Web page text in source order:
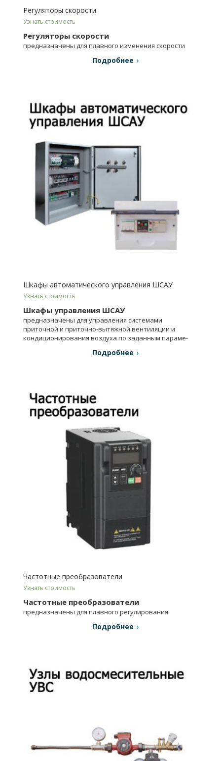
Регуляторы скорости
Узнать стоимость
Регуляторы скорости
предназначены для плавного изменения скорости
Подробнее
Шкафы автоматического управления ШСАУ
Узнать стоимость
Шкафы управления ШСАУ
предназначены для управления системами
приточной и приточно-вы­тяжной вентиляции и
кондиционирования воздуха по заданным параме­
Подробнее
Частотные преобразователи
Узнать стоимость
Частотные преобразователи
предназначены для плавного регулирования
Подробнее